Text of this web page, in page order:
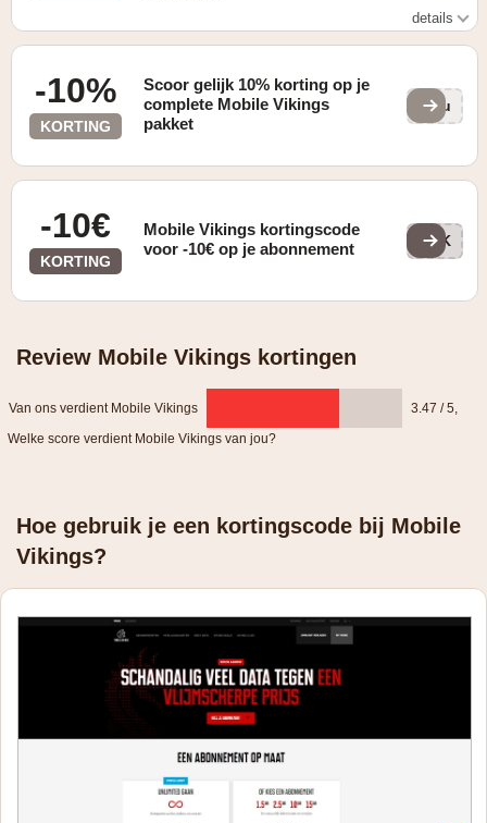
details
-10%
KORTING
Scoor gelijk 10% korting op je
complete Mobile Vikings
pakket
apu
-10€
KORTING
Mobile Vikings kortingscode
voor -10€ op je abonnement
VIK
Review Mobile Vikings kortingen
Van ons verdient Mobile Vikings 3.47 / 5
Welke score verdient Mobile Vikings van jou?
Hoe gebruik je een kortingscode bij Mobile
Vikings?